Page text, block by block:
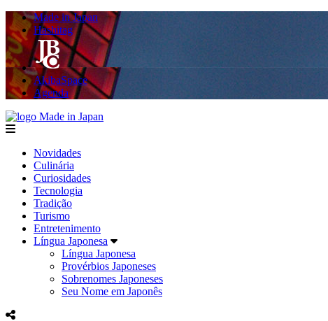
Made in Japan
Hashitag
AkibaSpace
Agenda
menu
Novidades
Culinária
Curiosidades
Tecnologia
Tradição
Turismo
Entretenimento
Língua Japonesa
Língua Japonesa
Provérbios Japoneses
Sobrenomes Japoneses
Seu Nome em Japonês
menu redes social